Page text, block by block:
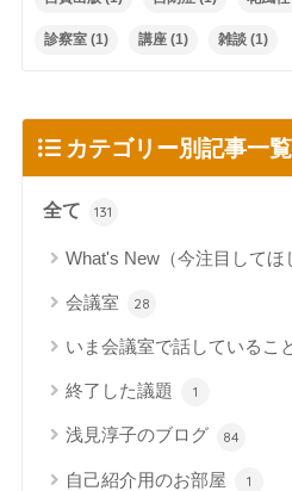
診察室(1) 講座(1) 雑談(1)
カテゴリー別記事一覧
全て 131
What's New（今注目してほ
会議室 28
いま会議室で話しているこ
終了した議題 1
浅見淳子のブログ 84
自己紹介用のお部屋 1